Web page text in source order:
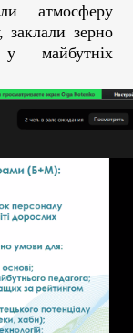
атмосферу
зерно
у майбутніх